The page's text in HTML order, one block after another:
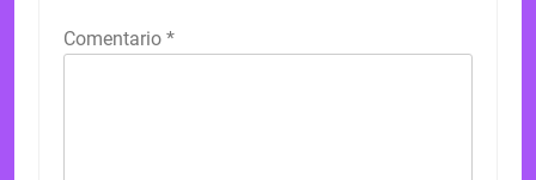
Comentario *